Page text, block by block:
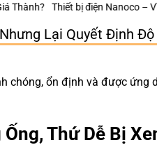
– Vì sao những công trình bền
Lại Quyết Định
chóng, ổn định và được ứng
Thứ Dễ Bị